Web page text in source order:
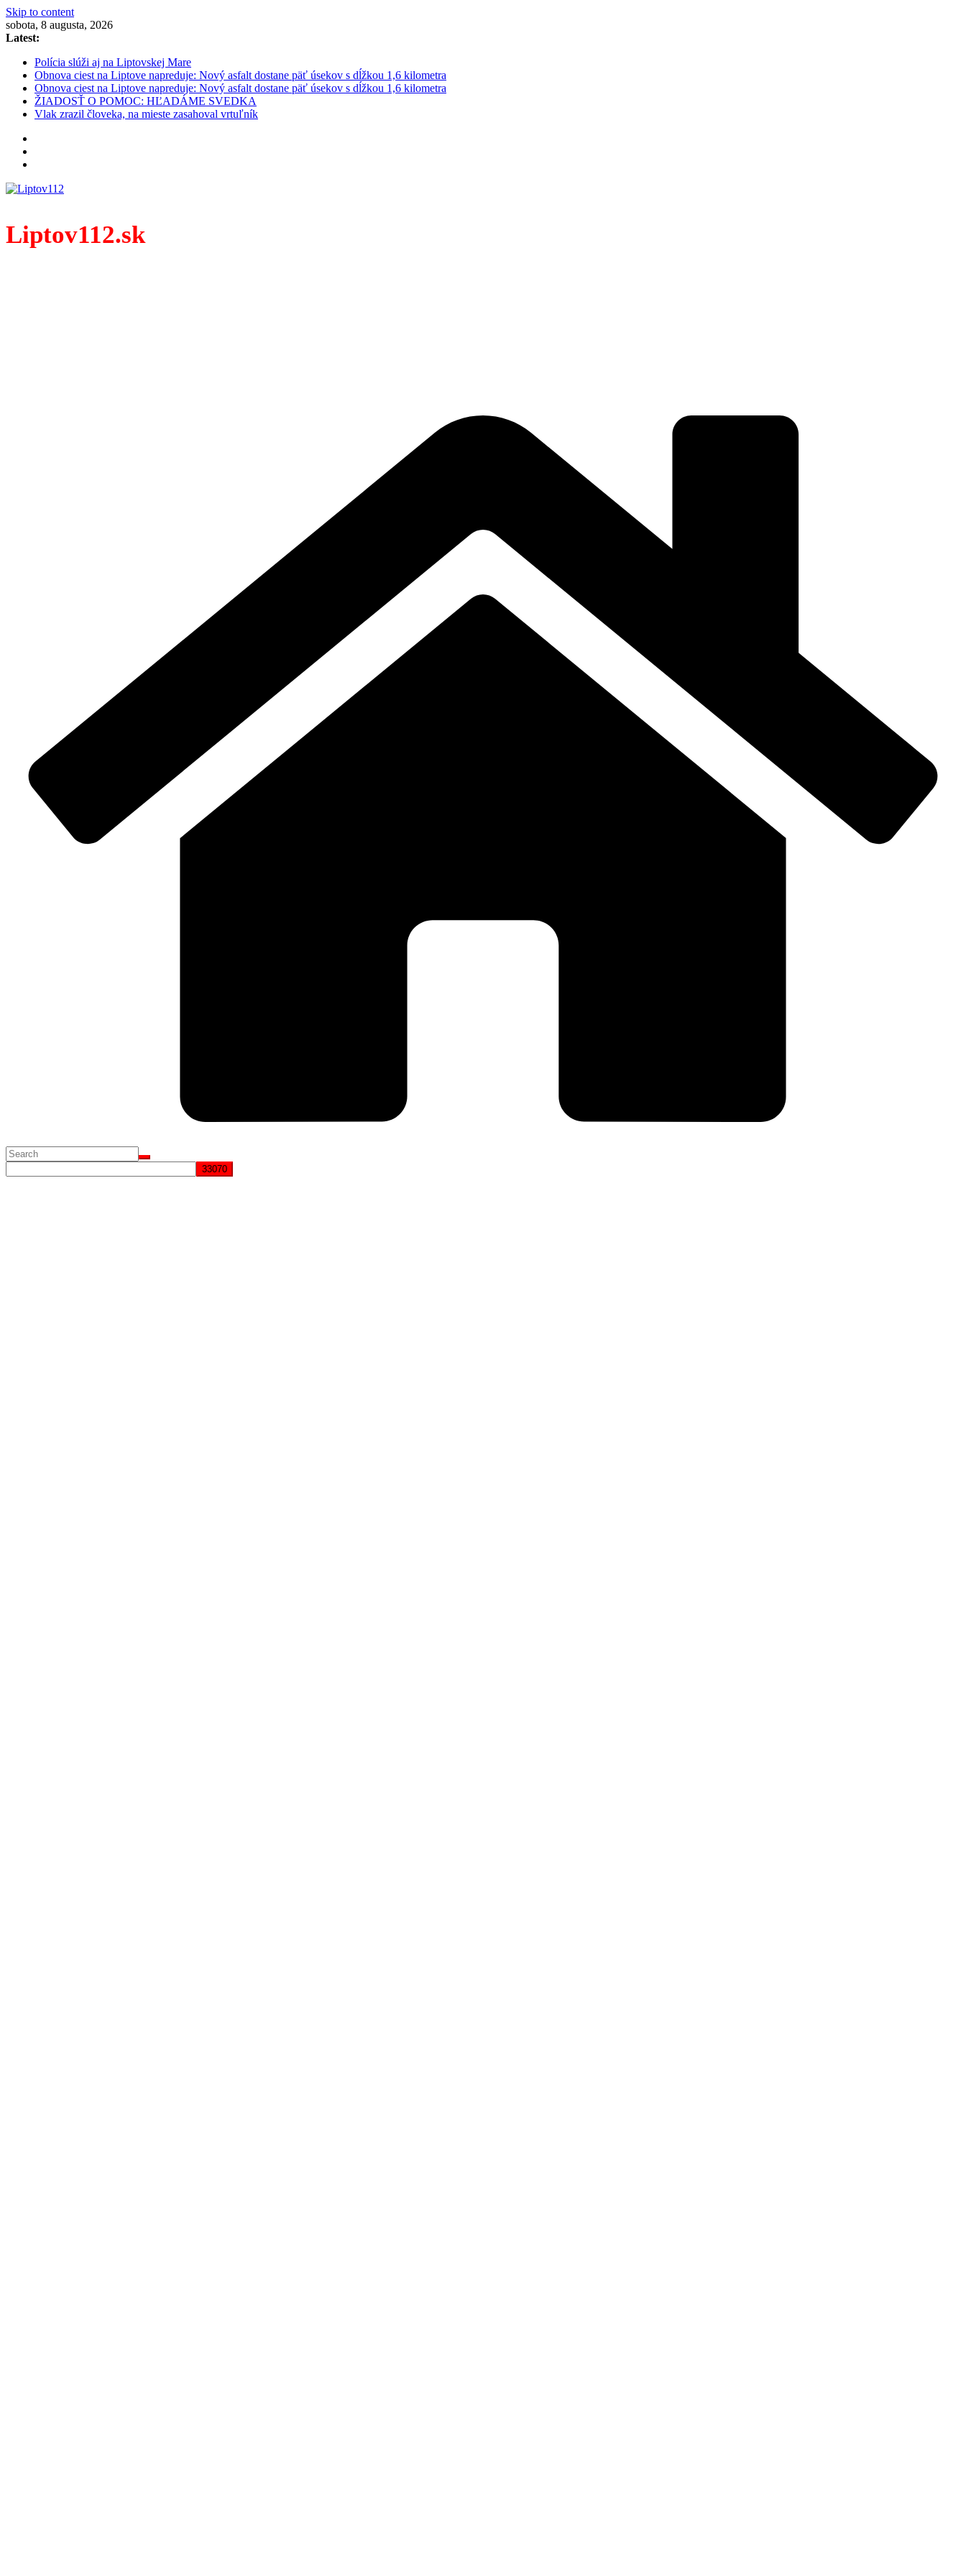
Skip to content
sobota, 8 augusta, 2026
Latest:
Polícia slúži aj na Liptovskej Mare
Obnova ciest na Liptove napreduje: Nový asfalt dostane päť úsekov s dĺžkou 1,6 kilometra
Obnova ciest na Liptove napreduje: Nový asfalt dostane päť úsekov s dĺžkou 1,6 kilometra
ŽIADOSŤ O POMOC: HĽADÁME SVEDKA
Vlak zrazil človeka, na mieste zasahoval vrtuľník
Liptov112.sk